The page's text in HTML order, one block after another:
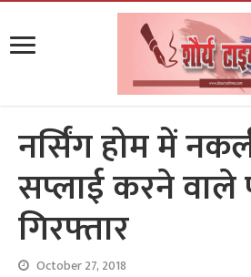
नर्सिंग होम में
सप्लाई करने वाले
गिरफ्तार
October 27, 2018